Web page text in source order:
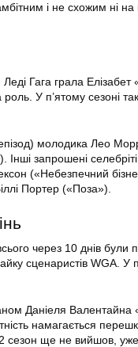
і не схожим ні
Гага грала
У п’ятому сезоні
молодика Лео
запрошені
(«Небезпечний
Портер («Поза»).
через 10 днів були
сценаристів WGA. У
Даніеля Валентайна
намагається
сезон ще не вийшов,